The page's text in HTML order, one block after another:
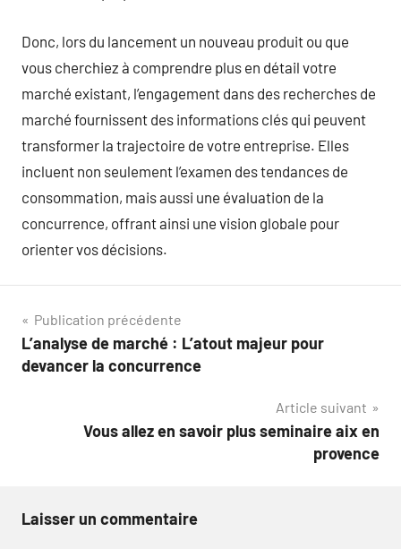
Donc, lors du lancement un nouveau produit ou que
vous cherchiez à comprendre plus en détail votre
marché existant, l’engagement dans des recherches de
marché fournissent des informations clés qui peuvent
transformer la trajectoire de votre entreprise. Elles
incluent non seulement l’examen des tendances de
consommation, mais aussi une évaluation de la
concurrence, offrant ainsi une vision globale pour
orienter vos décisions.
Navigation
de
Publication précédente
L’analyse de marché : L’atout majeur pour
devancer la concurrence
Article suivant
Vous allez en savoir plus seminaire aix en
provence
Laisser un commentaire